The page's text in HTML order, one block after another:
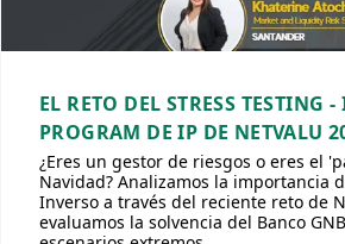
EL RETO DEL STRESS TESTING
PROGRAM DE IP DE NETVALU
¿Eres un gestor de riesgos o eres el
Navidad? Analizamos la importancia
Inverso a través del reciente reto de
evaluamos la solvencia del Banco